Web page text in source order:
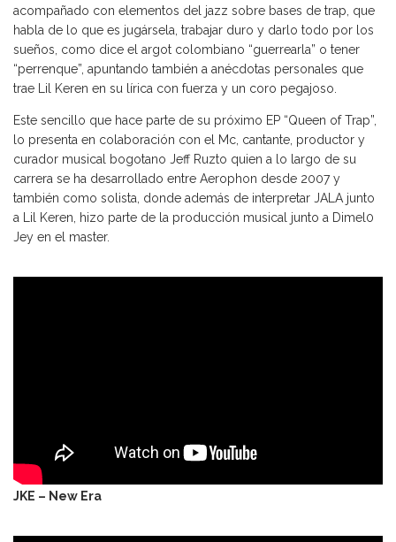
acompañado con elementos del jazz sobre bases de trap, que
habla de lo que es jugársela, trabajar duro y darlo todo por los
sueños, como dice el argot colombiano “guerrearla” o tener
“perrenque”, apuntando también a anécdotas personales que
trae Lil Keren en su lírica con fuerza y un coro pegajoso.
Este sencillo que hace parte de su próximo EP “Queen of Trap”,
lo presenta en colaboración con el Mc, cantante, productor y
curador musical bogotano Jeff Ruzto quien a lo largo de su
carrera se ha desarrollado entre Aerophon desde 2007 y
también como solista, donde además de interpretar JALA junto
a Lil Keren, hizo parte de la producción musical junto a Dimel0
Jey en el master.
JKE – New Era